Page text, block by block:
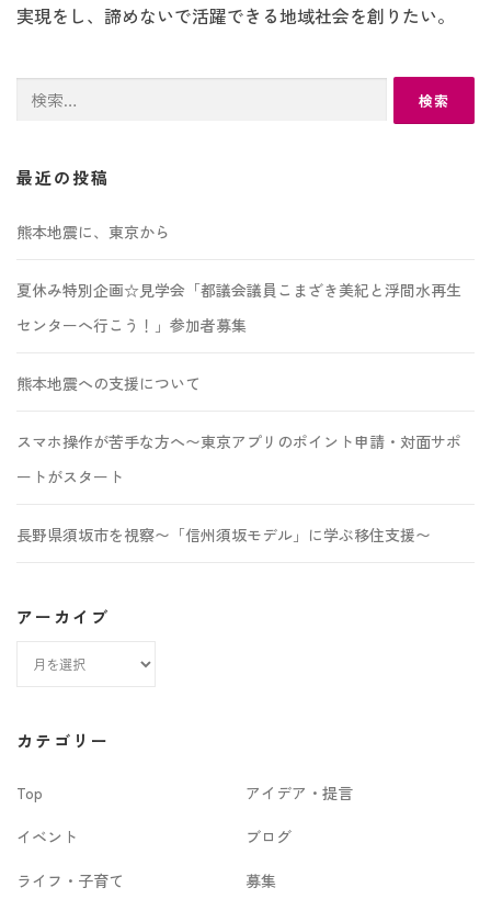
実現をし、諦めないで活躍できる地域社会を創りたい。
検
最近の投稿
熊本地震に、東京から
夏休み特別企画☆見学会「都議会議員こまざき美紀と浮間水再生
センターへ行こう！」参加者募集
熊本地震への支援について
スマホ操作が苦手な方へ〜東京アプリのポイント申請・対面サポ
ートがスタート
長野県須坂市を視察〜「信州須坂モデル」に学ぶ移住支援〜
アーカイブ
ブ
カテゴリー
Top
アイデア・提言
イベント
ブログ
ライフ・子育て
募集